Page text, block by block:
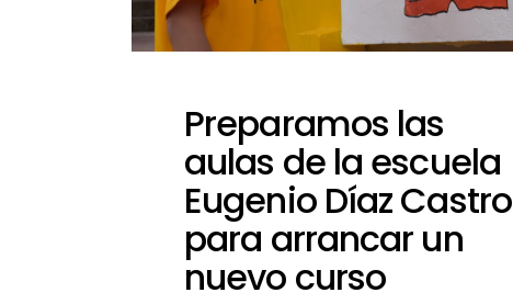
Preparamos las
aulas de la escuela
Eugenio Díaz Castro
para arrancar un
nuevo curso